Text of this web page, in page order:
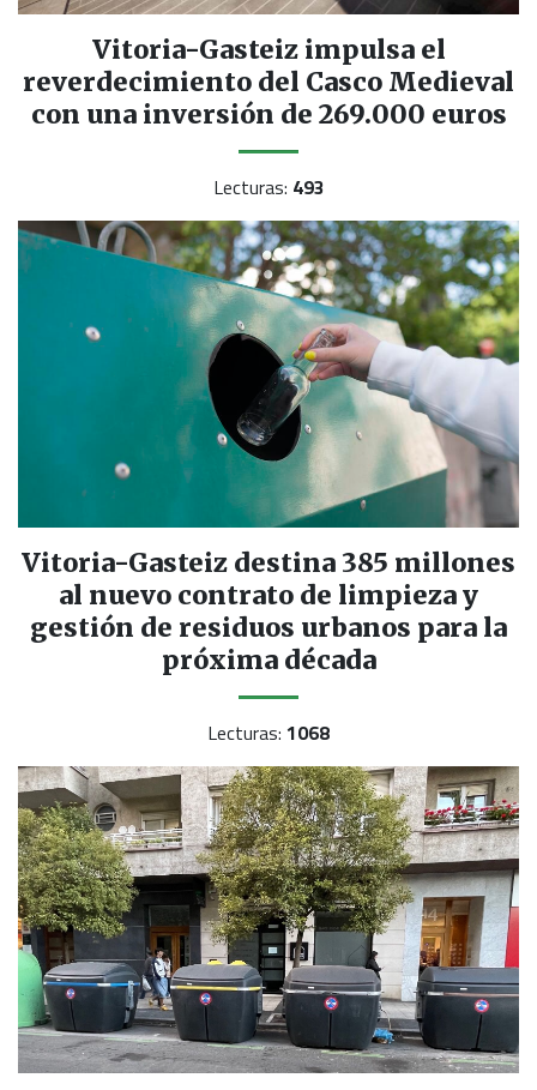
Vitoria-Gasteiz impulsa el
reverdecimiento del Casco Medieval
con una inversión de 269.000 euros
Lecturas: 493
Vitoria-Gasteiz destina 385 millones
al nuevo contrato de limpieza y
gestión de residuos urbanos para la
próxima década
Lecturas: 1068